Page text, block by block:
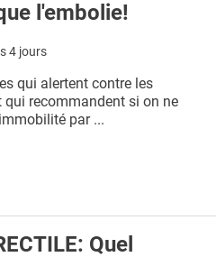
l'embolie!
4 jours
qui alertent contre les
qui recommandent si on ne
par ...
Quel